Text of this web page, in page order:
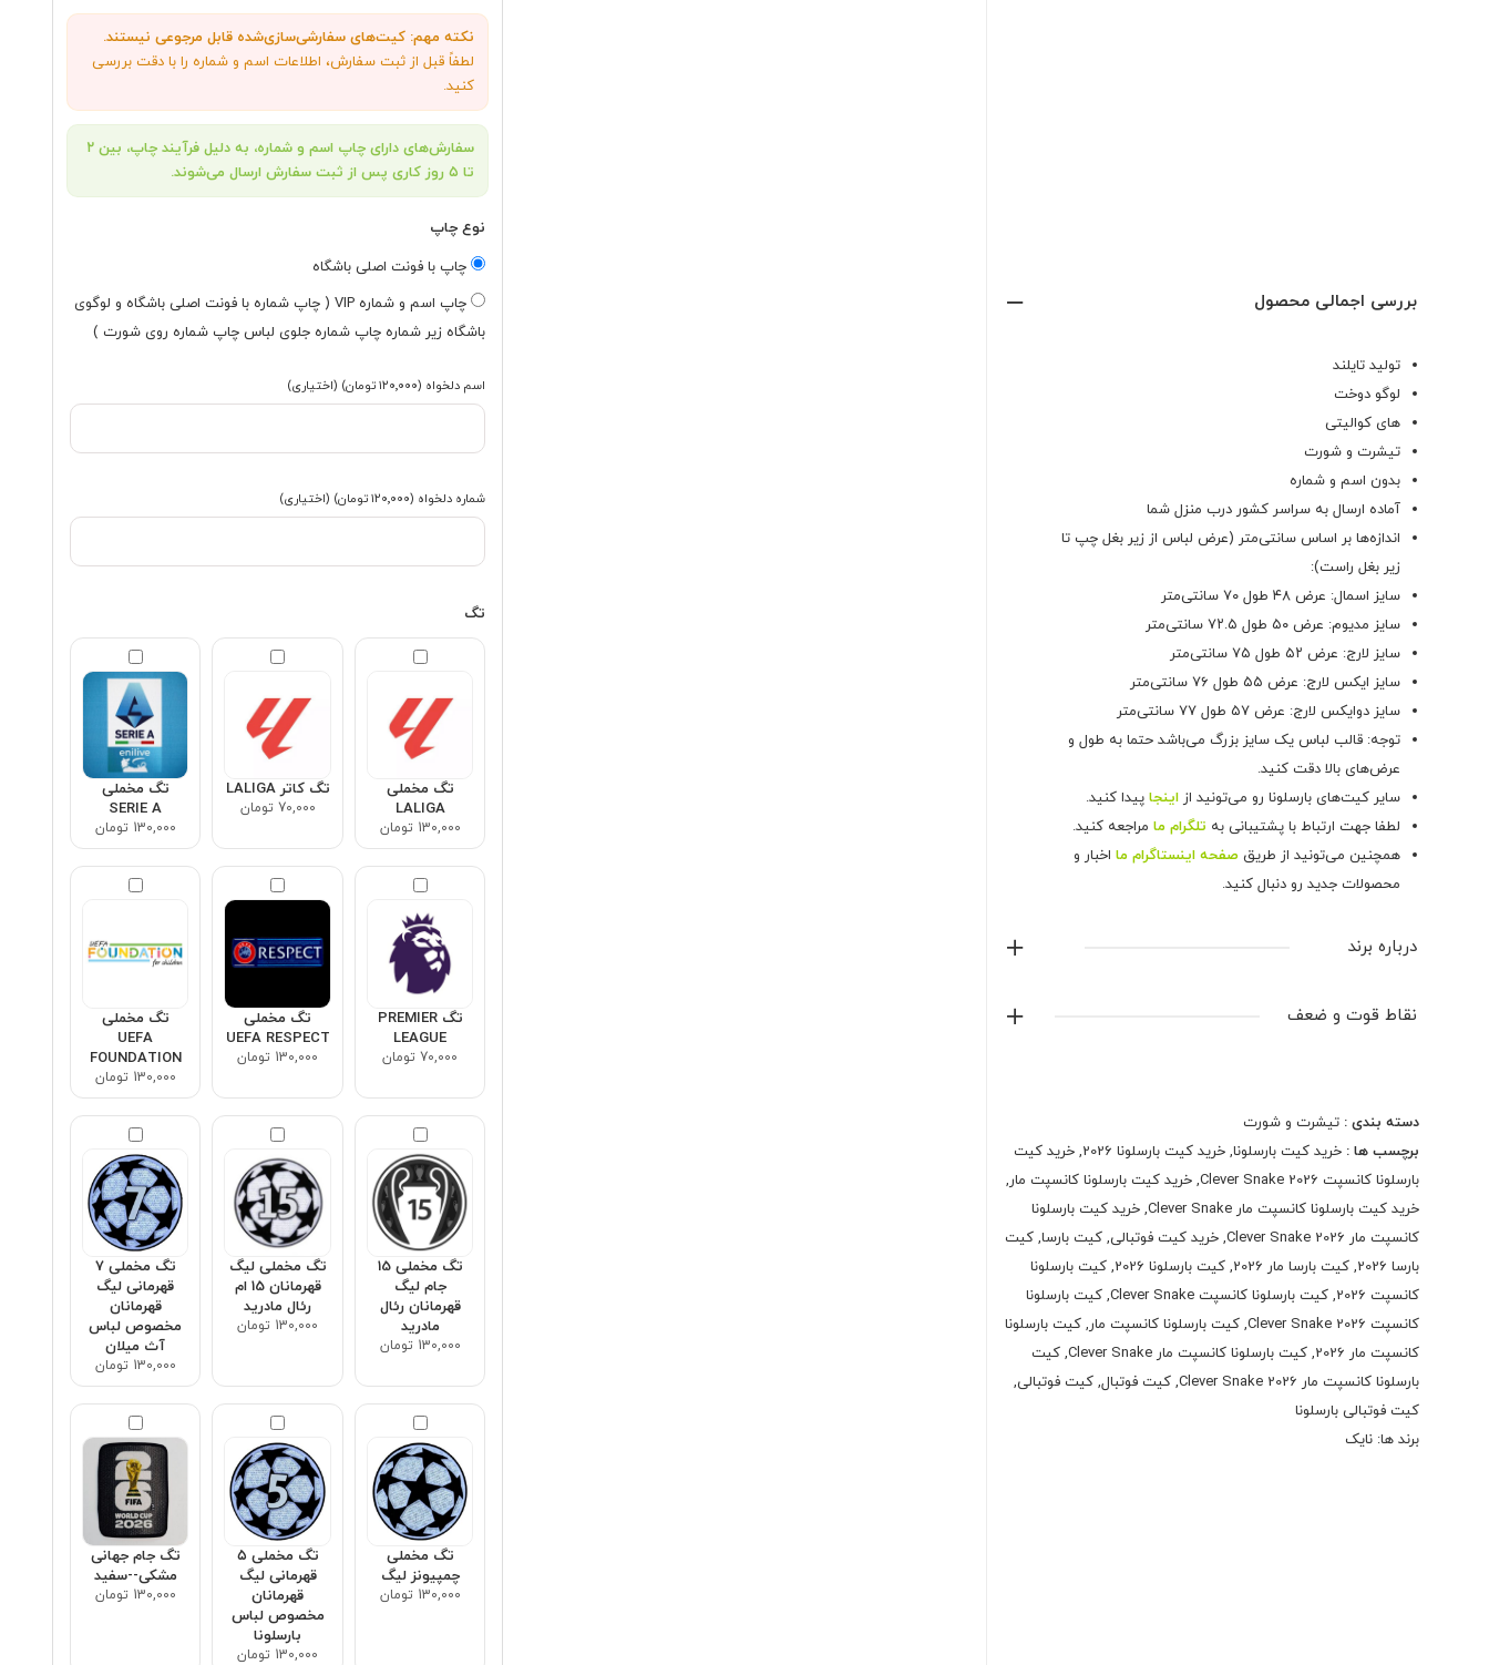
بررسی اجمالی محصول
تولید تایلند
لوگو دوخت
های کوالیتی
تیشرت و شورت
بدون اسم و شماره
آماده ارسال به سراسر کشور درب منزل شما
اندازه‌ها بر اساس سانتی‌متر (عرض لباس از زیر بغل چپ تا
زیر بغل راست):
سایز اسمال: عرض ۴۸ طول ۷۰ سانتی‌متر
سایز مدیوم: عرض ۵۰ طول ۷۲.۵ سانتی‌متر
سایز لارج: عرض ۵۲ طول ۷۵ سانتی‌متر
سایز ایکس لارج: عرض ۵۵ طول ۷۶ سانتی‌متر
سایز دوایکس لارج: عرض ۵۷ طول ۷۷ سانتی‌متر
توجه: قالب لباس یک سایز بزرگ می‌باشد حتما به طول و
عرض‌های بالا دقت کنید.
سایر کیت‌های بارسلونا رو می‌تونید از اینجا پیدا کنید.
لطفا جهت ارتباط با پشتیبانی به تلگرام ما مراجعه کنید.
همچنین می‌تونید از طریق صفحه اینستاگرام ما اخبار و
محصولات جدید رو دنبال کنید.
درباره برند
نقاط قوت و ضعف
دسته بندی : تیشرت و شورت
برچسب ها : خرید کیت بارسلونا, خرید کیت بارسلونا 2026 , خرید کیت
بارسلونا کانسپت Clever Snake 2026
, خرید کیت بارسلونا کانسپت مار,
خرید کیت بارسلونا کانسپت مار Clever Snake
, خرید کیت بارسلونا
کانسپت مار Clever Snake 2026
, خرید کیت فوتبالی, کیت بارسا, کیت
بارسا 2026
, کیت بارسا مار 2026 , کیت بارسلونا 2026 , کیت بارسلونا
کانسپت 2026
, کیت بارسلونا کانسپت Clever Snake , کیت بارسلونا
کانسپت Clever Snake 2026
, کیت بارسلونا کانسپت مار, کیت بارسلونا
کانسپت مار 2026
, کیت بارسلونا کانسپت مار Clever Snake , کیت
بارسلونا کانسپت مار Clever Snake 2026
, کیت فوتبال, کیت فوتبالی,
کیت فوتبالی بارسلونا
برند ها: نایک
نکته مهم: کیت‌های سفارشی‌سازی‌شده قابل مرجوعی نیستند.
لطفاً قبل از ثبت سفارش، اطلاعات اسم و شماره را با دقت بررسی
کنید.
سفارش‌های دارای چاپ اسم و شماره، به دلیل فرآیند چاپ، بین ۲
تا ۵ روز کاری پس از ثبت سفارش ارسال می‌شوند.
نوع چاپ
چاپ با فونت اصلی باشگاه
چاپ اسم و شماره VIP ( چاپ شماره با فونت اصلی باشگاه و لوگوی
باشگاه زیر شماره چاپ شماره جلوی لباس چاپ شماره روی شورت )
اسم دلخواه (۱۲۰٬۰۰۰ تومان) (اختیاری)
شماره دلخواه (۱۲۰٬۰۰۰ تومان) (اختیاری)
تگ
تگ مخملی
LALIGA
130,000 تومان
تگ کاتر LALIGA
70,000 تومان
تگ مخملی
SERIE A
130,000 تومان
تگ PREMIER
LEAGUE
70,000 تومان
تگ مخملی
UEFA RESPECT
130,000 تومان
تگ مخملی
UEFA
FOUNDATION
130,000 تومان
تگ مخملی 15
جام لیگ
قهرمانان رئال
مادرید
130,000 تومان
تگ مخملی لیگ
قهرمانان 15 ام
رئال مادرید
130,000 تومان
تگ مخملی ۷
قهرمانی لیگ
قهرمانان
مخصوص لباس
آث میلان
130,000 تومان
تگ مخملی
چمپیونز لیگ
130,000 تومان
تگ مخملی ۵
قهرمانی لیگ
قهرمانان
مخصوص لباس
بارسلونا
130,000 تومان
تگ جام جهانی
مشکی--سفید
130,000 تومان